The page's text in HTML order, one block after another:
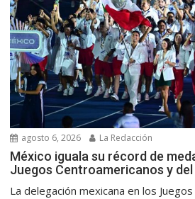
agosto 6, 2026 La Redacción
México iguala su récord de
Juegos Centroamericanos y del
La delegación mexicana en los